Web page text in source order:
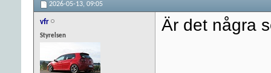
2026-05-13, 09:05
vfr
Styrelsen
Är det några